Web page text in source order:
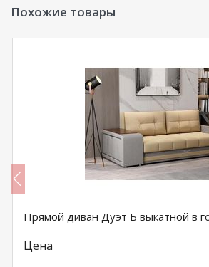
Похожие товары
Прямой диван Дуэт Б выкатной в
Цена